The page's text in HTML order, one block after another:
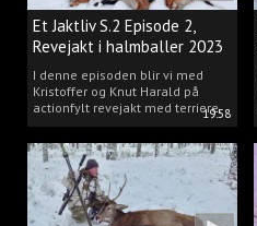
19:58
Et Jaktliv S.2 Episode 2,
Revejakt i halmballer 2023
I denne episoden blir vi med
Kristoffer og Knut Harald på
actionfylt revejakt med terriere.